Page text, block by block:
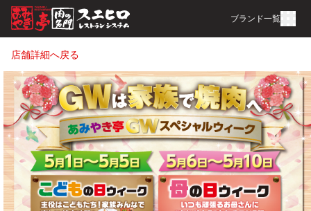
ブランド一覧
店舗詳細へ戻る